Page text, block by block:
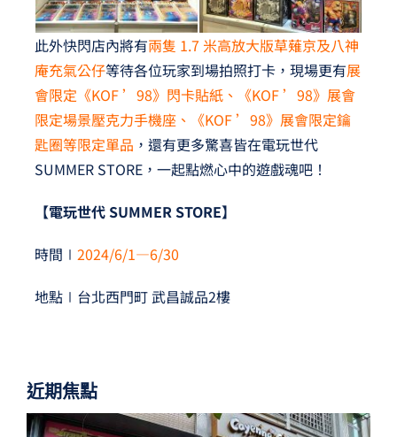
此外快閃店內將有兩隻 1.7 米高放大版草薙京及八神
庵充氣公仔等待各位玩家到場拍照打卡，現場更有展
會限定《KOF ’98》閃卡貼紙、《KOF ’98》展會
限定場景壓克力手機座、《KOF ’98》展會限定鑰
匙圈等限定單品 ，還有更多驚喜皆在電玩世代
SUMMER STORE，一起點燃心中的遊戲魂吧！
【電玩世代 SUMMER STORE】
時間∣ 2024/6/1—6/30
地點∣台北西門町 武昌誠品2樓
近期焦點